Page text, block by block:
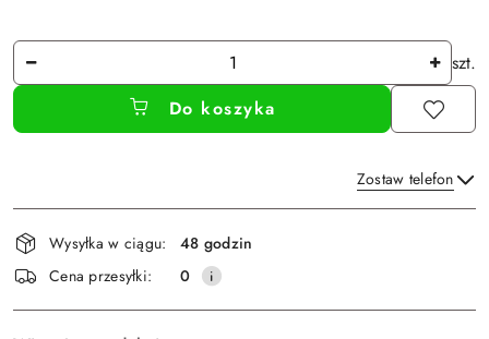
Ilość
szt.
Do koszyka
Zostaw telefon
Wyślij
Dostępność
i
dostawa
Wysyłka w ciągu:
48 godzin
Cena przesyłki:
0